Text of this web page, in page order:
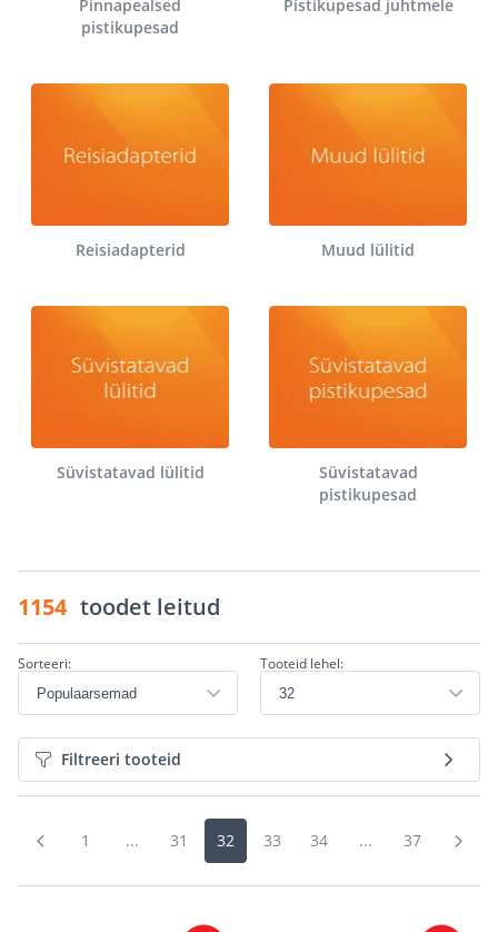
Pinnapealsed
pistikupesad
Pistikupesad juhtmele
Reisiadapterid Muud lülitid
Süvistatavad lülitid
Süvistatavad
pistikupesad
1154 toodet leitud
Sorteeri: Tooteid lehel:
Filtreeri tooteid
1 ... 31 32 33 34 ... 37